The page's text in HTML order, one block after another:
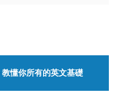
懂你所有的英文基礎